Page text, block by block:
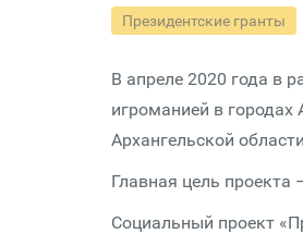
Президентские гранты
В апреле 2020 года в
игроманией в городах
Архангельской
Главная цель проекта
Социальный проект